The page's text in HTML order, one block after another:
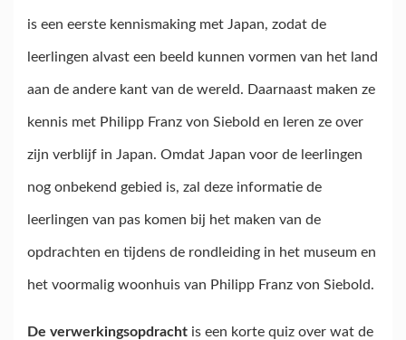
is een eerste kennismaking met Japan, zodat de
leerlingen alvast een beeld kunnen vormen van het land
aan de andere kant van de wereld. Daarnaast maken ze
kennis met Philipp Franz von Siebold en leren ze over
zijn verblijf in Japan. Omdat Japan voor de leerlingen
nog onbekend gebied is, zal deze informatie de
leerlingen van pas komen bij het maken van de
opdrachten en tijdens de rondleiding in het museum en
het voormalig woonhuis van Philipp Franz von Siebold.
De verwerkingsopdracht is een korte quiz over wat de